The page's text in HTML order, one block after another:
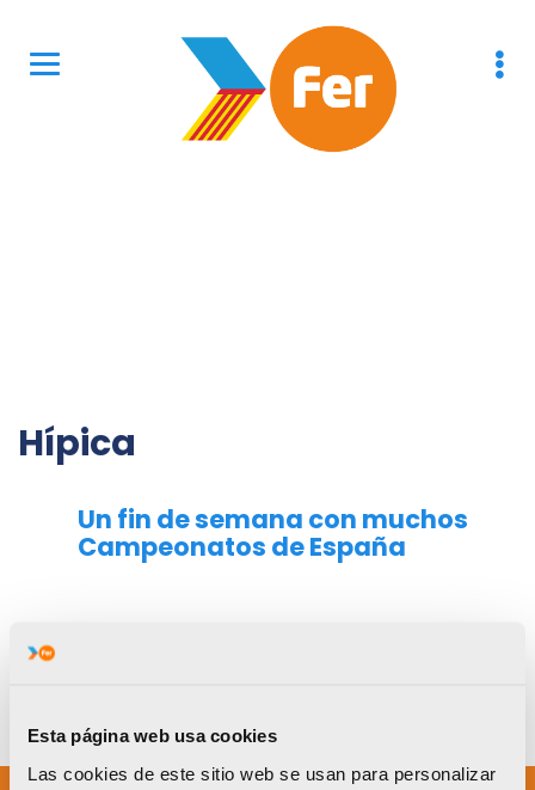
Esta página web usa cookies
Las cookies de este sitio web se usan para personalizar
Hípica
AGENDA FER
Un fin de semana con muchos
Campeonatos de España